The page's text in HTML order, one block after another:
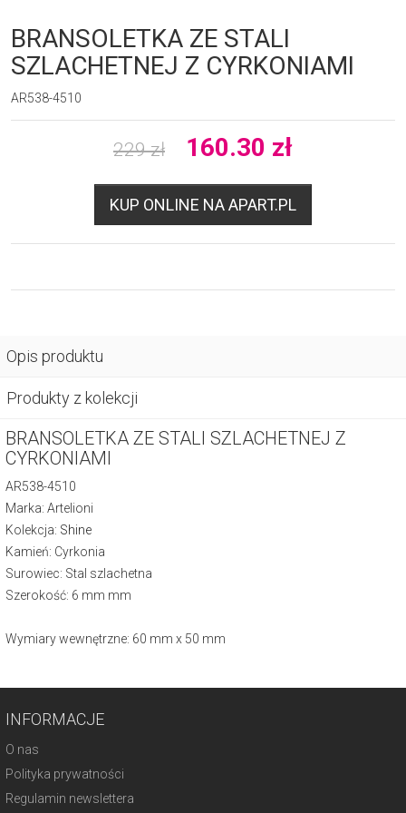
BRANSOLETKA ZE STALI
SZLACHETNEJ Z CYRKONIAMI
AR538-4510
229 zł 160.30 zł
KUP ONLINE NA APART.PL
Opis produktu
Produkty z kolekcji
BRANSOLETKA ZE STALI SZLACHETNEJ Z
CYRKONIAMI
AR538-4510
Marka: Artelioni
Kolekcja: Shine
Kamień: Cyrkonia
Surowiec: Stal szlachetna
Szerokość: 6 mm mm
Wymiary wewnętrzne: 60 mm x 50 mm
INFORMACJE
O nas
Polityka prywatności
Regulamin newslettera